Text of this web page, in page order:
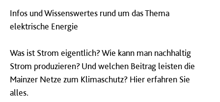
Infos und Wissenswertes rund um das Thema
elektrische Energie
Was ist Strom eigentlich? Wie kann man nachhaltig
Strom produzieren? Und welchen Beitrag leisten die
Mainzer Netze zum Klimaschutz? Hier erfahren Sie
alles.